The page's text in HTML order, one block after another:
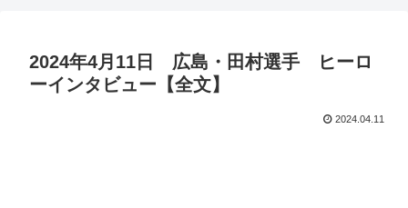
2024年4月11日 広島・田村選手 ヒーロ
ーインタビュー【全文】
2024.04.11